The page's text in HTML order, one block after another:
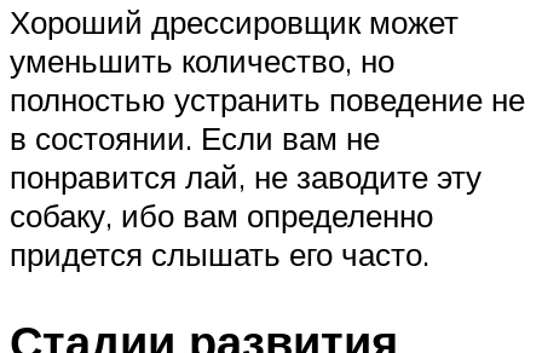
Хороший дрессировщик может
уменьшить количество, но
полностью устранить поведение не
в состоянии. Если вам не
понравится лай, не заводите эту
собаку, ибо вам определенно
придется слышать его часто.
Стадии развития